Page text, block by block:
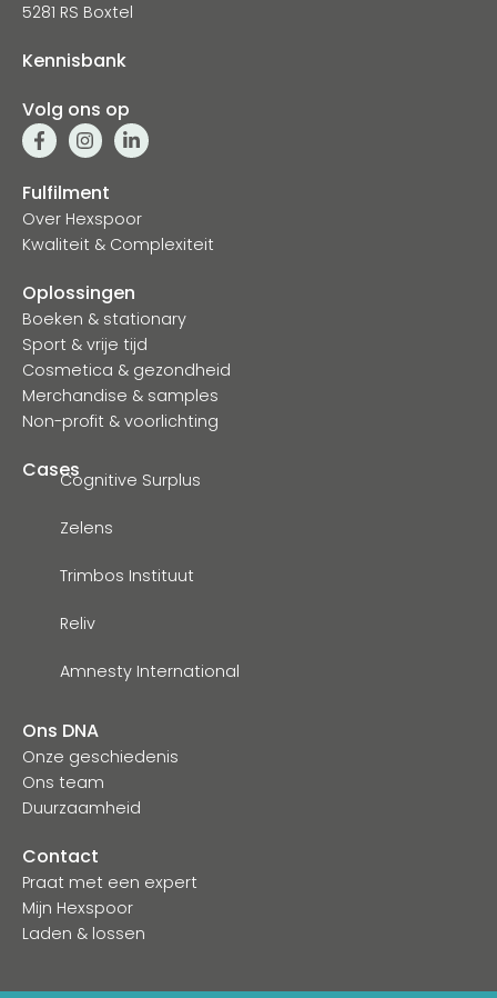
Fulfilment
Over Hexspoor
Kwaliteit & Complexiteit
Oplossingen
Boeken & stationary
Sport & vrije tijd
Cosmetica & gezondheid
Merchandise & samples
Non-profit & voorlichting
CasesCognitive Surplus
Zelens
Trimbos Instituut
Reliv
Amnesty International
Ons DNA
Onze geschiedenis
Ons team
Duurzaamheid
Contact
Praat met een expert
Mijn Hexspoor
Laden & lossen
5281 RS Boxtel
Kennisbank
Volg ons op